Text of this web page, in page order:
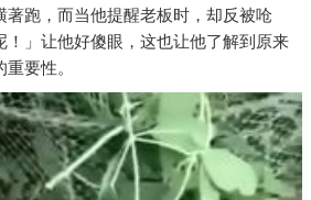
著跑，而当他提醒老板时，却反被呛
！」让他好傻眼，这也让他了解到原来
要性。